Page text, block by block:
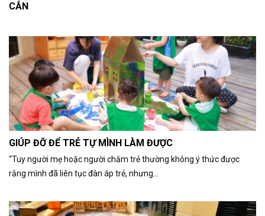
CẮN
GIÚP ĐỠ ĐỂ TRẺ TỰ MÌNH LÀM ĐƯỢC
“Tuy người mẹ hoặc người chăm trẻ thường không ý thức được
rằng mình đã liên tục đàn áp trẻ, nhưng...